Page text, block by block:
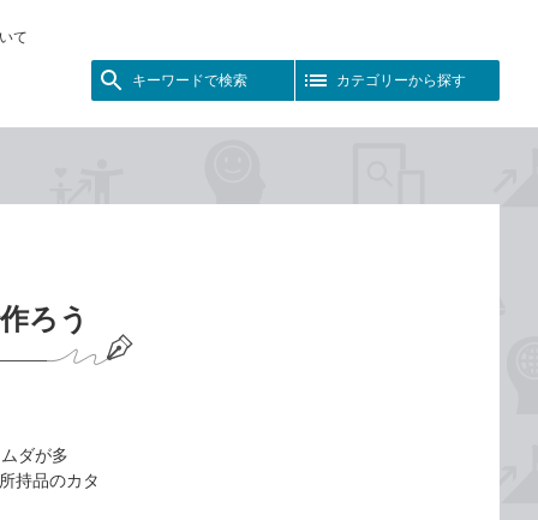
て
キーワードで検索 カテゴリーから探す
ろう
ダが多
持品のカタ